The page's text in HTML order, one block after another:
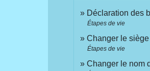
Déclaration des
Étapes de vie
Changer le
Étapes de vie
Changer le nom